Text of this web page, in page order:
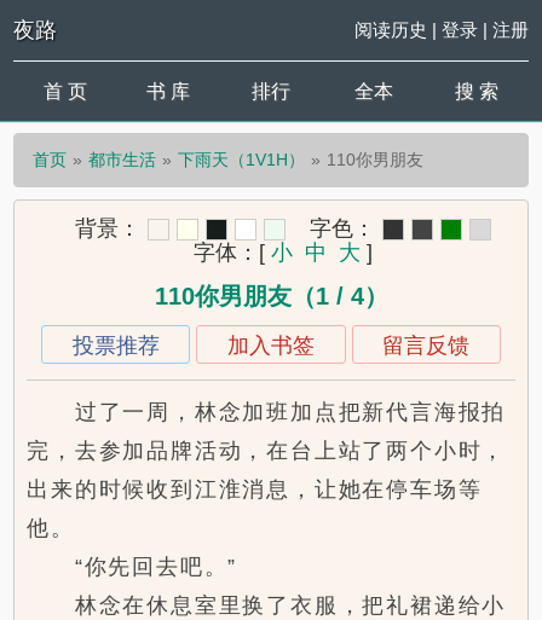
夜路 阅读历史 | 登录| 注册
首 页 书 库 排行 全本 搜 索
首页 都市生活 下雨天（1V1H） 110你男朋友
背景：
字色：
字体： [ 小 中 大 ]
110你男朋友（1 / 4）
投票推荐 加入书签 留言反馈
过了一周，林念加班加点把新代言海报拍
完，去参加品牌活动，在台上站了两个小时，
出来的时候收到江淮消息，让她在停车场等
他。
“你先回去吧。”
林念在休息室里换了衣服，把礼裙递给小